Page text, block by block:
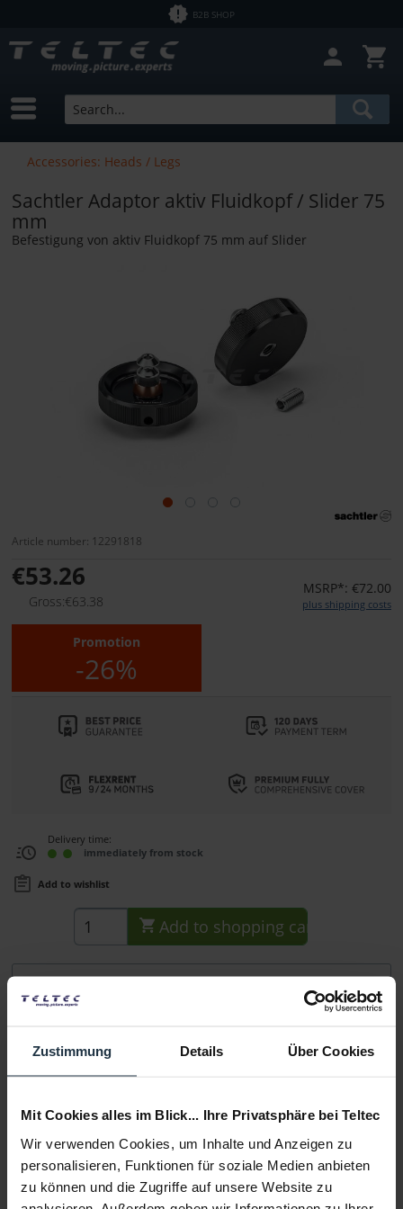
Zustimmung Details Über Cookies
Mit Cookies alles im Blick... Ihre Privatsphäre bei Teltec
Wir verwenden Cookies, um Inhalte und Anzeigen zu
personalisieren, Funktionen für soziale Medien anbieten
zu können und die Zugriffe auf unsere Website zu
B2B SHOP
Accessories: Heads / Legs
Sachtler Adaptor aktiv Fluidkopf / Slider 75
mm
Befestigung von aktiv Fluidkopf 75 mm auf Slider
Article number: 12291818
€53.26
Gross:€63.38
MSRP*: €72.00
plus shipping costs
Promotion
-26%
Delivery time:
immediately from stock
Add to wishlist
Add to shopping cart
Der Sachtler Adaptor aktiv head / slider dient zur Montage
Consultation
Manufacturer & Product Safety Information